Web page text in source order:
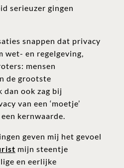
serieuzer gingen
snappen dat privacy
wet- en regelgeving,
mensen
de grootste
dan ook zag bij
van een ‘moetje’
kernwaarde.
geven mij het gevoel
mijn steentje
en eerlijke